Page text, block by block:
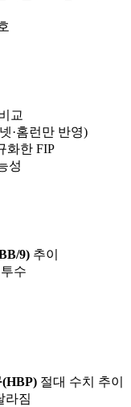
교
·홈런만 반영)
화한 FIP
성
9) 추이
수
절대 수치 추이
라짐